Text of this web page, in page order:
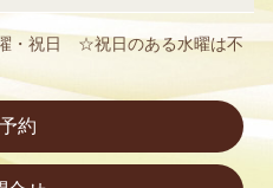
・祝日 ☆祝日のある水曜は不
約